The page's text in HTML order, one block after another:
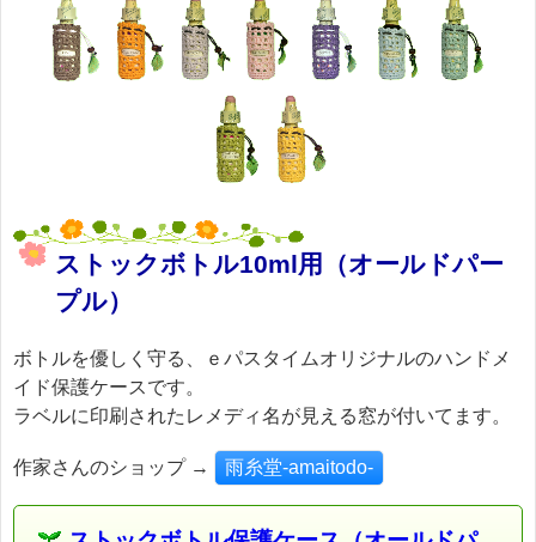
ストックボトル10ml用（オールドパー
プル）
ボトルを優しく守る、ｅパスタイムオリジナルのハンドメ
イド保護ケースです。
ラベルに印刷されたレメディ名が見える窓が付いてます。
作家さんのショップ → 雨糸堂-amaitodo-